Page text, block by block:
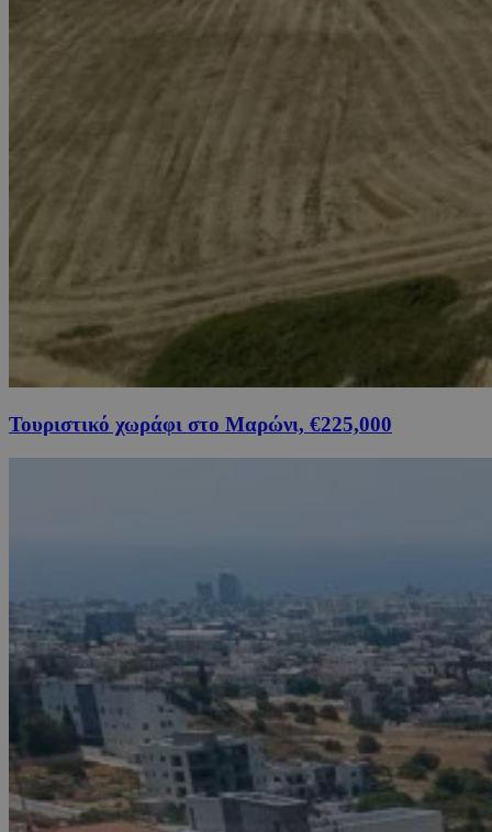
Τουριστικό χωράφι στο Μαρώνι, €225,000